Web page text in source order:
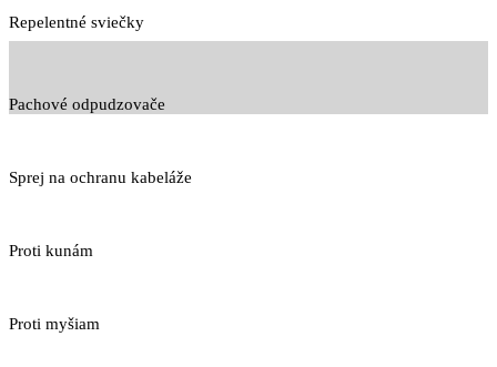
Repelentné sviečky
Pachové odpudzovače
Sprej na ochranu kabeláže
Proti kunám
Proti myšiam